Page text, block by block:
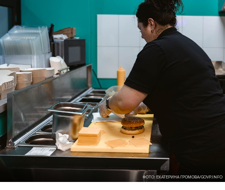
ФОТО: ЕКАТЕРИНА ГРОМОВА/GOVP.INFO